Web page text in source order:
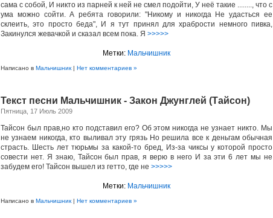
сама с собой, И никто из парней к ней не смел подойти, У неё такие ........, что с
ума можно сойти. А ребята говорили: "Никому и никогда Не удасться ее
склеить, это просто беда", И я тут принял для храбрости немного пивка,
Закинулся жевачкой и сказал всем пока. Я >>>>>
Метки: Мальчишник
Написано в Мальчишник | Нет комментариев »
Текст песни Мальчишник - Закон Джунглей (Тайсон)
Пятница, 17 Июль 2009
Тайсон был прав,но кто подставил его? Об этом никогда не узнает никто. Мы
не узнаем никогда, кто выливал эту грязь Но решила все к деньгам обычная
страсть. Шесть лет тюрьмы за какой-то бред, Из-за чиксы у которой просто
совести нет. Я знаю, Тайсон был прав, я верю в него И за эти 6 лет мы не
забудем его! Тайсон вышел из гетто, где не >>>>>
Метки: Мальчишник
Написано в Мальчишник | Нет комментариев »